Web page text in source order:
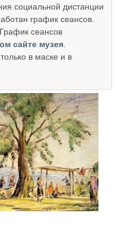
социальной дистанции
график сеансов.
сеансов
сайте музея
в маске и в